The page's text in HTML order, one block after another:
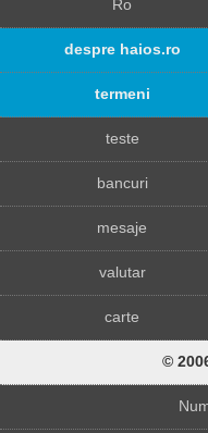
Ro
despre haios.ro
termeni
teste
bancuri
mesaje
valutar
carte
©